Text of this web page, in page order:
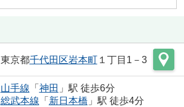
東京都千代田区岩本町１丁目1－3
山手線 「 神田 」駅 徒歩6分
総武本線 「 新日本橋 」駅 徒歩4分